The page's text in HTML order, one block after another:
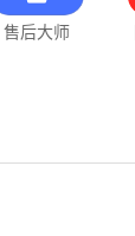
售后大师